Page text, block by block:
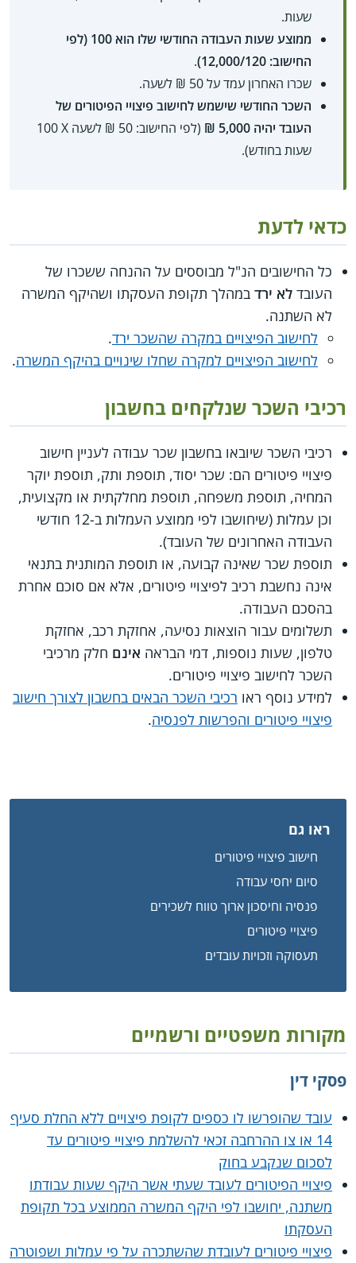
שעות.
ממוצע שעות העבודה החודשי שלו הוא 100 (לפי
החישוב: 12,000/120)
.
שכרו האחרון עמד על 50 ₪ לשעה.
השכר החודשי שישמש לחישוב פיצויי הפיטורים של
העובד יהיה 5,000 ₪
(לפי החישוב: 50 ₪ לשעה X‏ 100
שעות בחודש).
כדאי לדעת
כל החישובים הנ"ל מבוססים על ההנחה ששכרו של
העובד לא ירד במהלך תקופת העסקתו ושהיקף המשרה
לא השתנה.
לחישוב הפיצויים במקרה שהשכר ירד.
לחישוב הפיצויים למקרה שחלו שינויים בהיקף המשרה.
רכיבי השכר שנלקחים בחשבון
רכיבי השכר שיובאו בחשבון שכר עבודה לעניין חישוב
פיצויי פיטורים הם: שכר יסוד, תוספת ותק, תוספת יוקר
המחיה, תוספת משפחה, תוספת מחלקתית או מקצועית,
וכן עמלות (שיחושבו לפי ממוצע העמלות ב-12 חודשי
העבודה האחרונים של העובד).
תוספת שכר שאינה קבועה, או תוספת המותנית בתנאי
אינה נחשבת רכיב לפיצויי פיטורים, אלא אם סוכם אחרת
בהסכם העבודה.
תשלומים עבור הוצאות נסיעה, אחזקת רכב, אחזקת
טלפון, שעות נוספות, דמי הבראה אינם חלק מרכיבי
השכר לחישוב פיצויי פיטורים.
למידע נוסף ראו רכיבי השכר הבאים בחשבון לצורך חישוב
פיצויי פיטורים והפרשות לפנסיה.
ראו גם
חישוב פיצויי פיטורים
סיום יחסי עבודה
פנסיה וחיסכון ארוך טווח לשכירים
פיצויי פיטורים
תעסוקה וזכויות עובדים
מקורות משפטיים ורשמיים
פסקי דין
עובד שהופרשו לו כספים לקופת פיצויים ללא החלת סעיף
14 או צו ההרחבה זכאי להשלמת פיצויי פיטורים עד
לסכום שנקבע בחוק
פיצויי הפיטורים לעובד שעתי אשר היקף שעות עבודתו
משתנה, יחושבו לפי היקף המשרה הממוצע בכל תקופת
העסקתו
פיצויי פיטורים לעובדת שהשתכרה על פי עמלות ושפוטרה